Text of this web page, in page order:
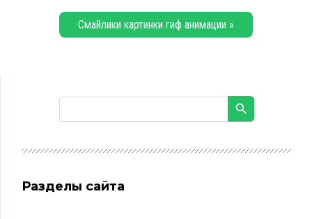
Смайлики картинки гиф анимации »
Разделы сайта